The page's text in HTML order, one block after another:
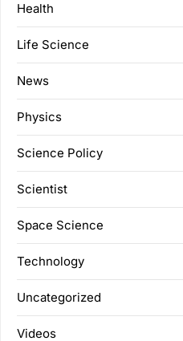
Health
Life Science
News
Physics
Science Policy
Scientist
Space Science
Technology
Uncategorized
Videos